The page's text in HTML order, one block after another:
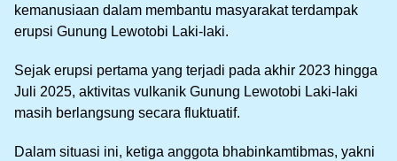
kemanusiaan dalam membantu masyarakat terdampak
erupsi Gunung Lewotobi Laki-laki.
Sejak erupsi pertama yang terjadi pada akhir 2023 hingga
Juli 2025, aktivitas vulkanik Gunung Lewotobi Laki-laki
masih berlangsung secara fluktuatif.
Dalam situasi ini, ketiga anggota bhabinkamtibmas, yakni